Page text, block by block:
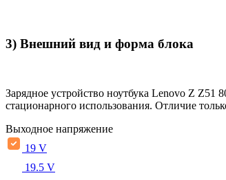
3) Внешний вид и форма блока
Зарядное устройство ноутбука Lenovo Z
стационарного использования. Отличие
Выходное напряжение
19 V
19.5 V